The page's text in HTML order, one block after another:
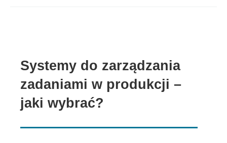
Systemy do zarządzania
zadaniami w produkcji –
jaki wybrać?